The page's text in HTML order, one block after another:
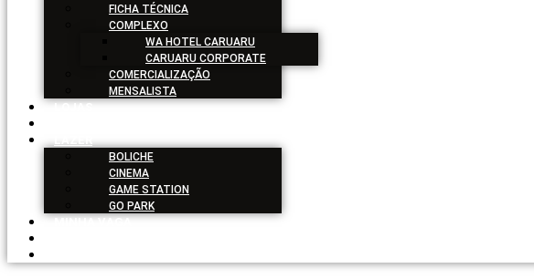
FICHA TÉCNICA
COMPLEXO
WA HOTEL CARUARU
CARUARU CORPORATE
COMERCIALIZAÇÃO
MENSALISTA
LOJAS
LAZER
BOLICHE
CINEMA
GAME STATION
GO PARK
MINHA VAGA